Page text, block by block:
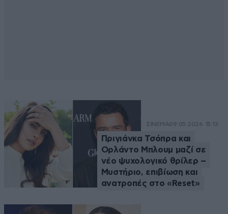
ΣΙΝΕΜΑ09·05·2026 15:13
Πριγιάνκα Τσόπρα και
Ορλάντο Μπλουμ μαζί σε
νέο ψυχολογικό θρίλερ –
Μυστήριο, επιβίωση και
ανατροπές στο «Reset»